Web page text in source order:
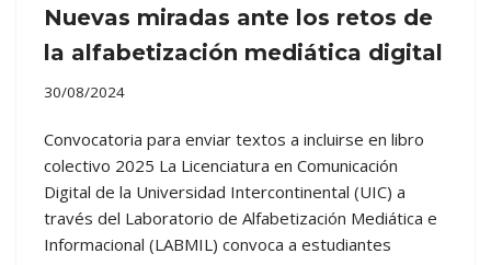
Nuevas miradas ante los retos de
la alfabetización mediática digital
30/08/2024
Convocatoria para enviar textos a incluirse en libro
colectivo 2025 La Licenciatura en Comunicación
Digital de la Universidad Intercontinental (UIC) a
través del Laboratorio de Alfabetización Mediática e
Informacional (LABMIL) convoca a estudiantes